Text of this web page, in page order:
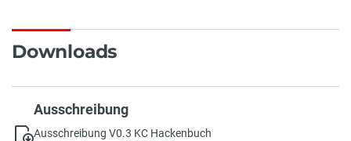
Downloads
Ausschreibung
Ausschreibung V0.3 KC Hackenbuch